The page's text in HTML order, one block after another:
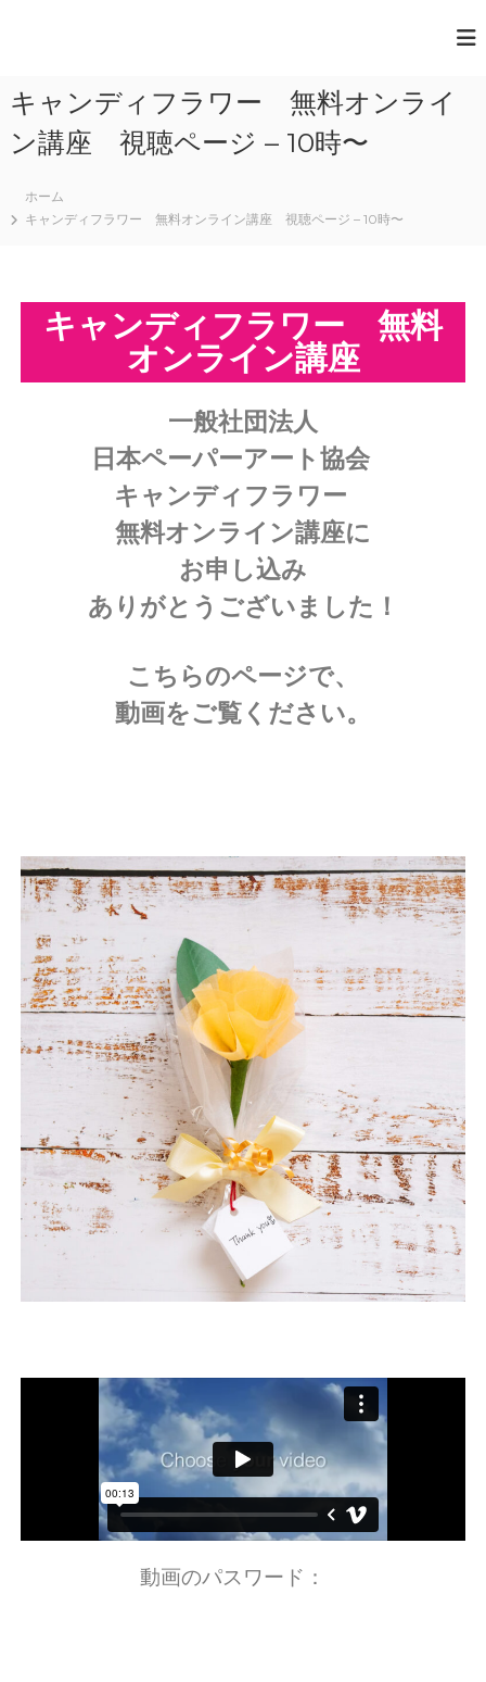
社
団
法
日
ア
キャンディフラワー 無料オンライ
ン講座 視聴ページ – 10時〜
ホーム
キャンディフラワー 無料オンライン講座 視聴ページ – 10時〜
キャンディフラワー 無料
オンライン講座
一般社団法人
日本ペーパーアート協会
キャンディフラワー
無料オンライン講座に
お申し込み
ありがとうございました！
こちらのページで、
動画をご覧ください。
動画のパスワード：